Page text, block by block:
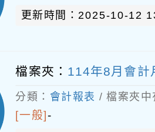
更新時間：2025-10-12
檔案夾： 114年8月會計
分類： 會計報表 / 檔案夾中
[一般]-